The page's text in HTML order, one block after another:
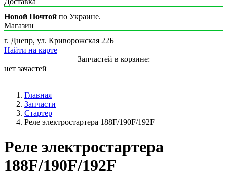
Новой Почтой по Украине.
Магазин
г. Днепр, ул. Криворожская 22Б
Найти на карте
Запчастей в корзине:
нет зачастей
Главная
Запчасти
Стартер
Реле электростартера 188F/190F/192F
Реле электростартера
188F/190F/192F